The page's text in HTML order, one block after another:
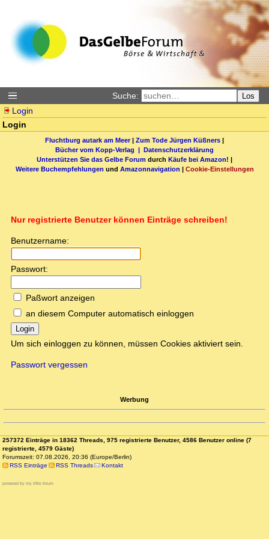
Suche: Los
Login
Login
Fluchtburg autark am Meer| Zum Tode Jürgen Küßners |
Bücher vom Kopp-Verlag | Datenschutzerklärung
Unterstützen Sie das Gelbe Forum durch Käufe bei Amazon! |
Weitere Buchempfehlungen und Amazonnavigation | Cookie-Einstellungen
Nur registrierte Benutzer können Einträge schreiben!
Benutzername:
Passwort:
Paßwort anzeigen
an diesem Computer automatisch einloggen
Login
Um sich einloggen zu können, müssen Cookies aktiviert sein.
Passwort vergessen
Werbung
257372 Einträge in 18362 Threads, 975 registrierte Benutzer, 4586 Benutzer online (7
registrierte, 4579 Gäste)
Forumszeit: 07.08.2026, 20:36 (Europe/Berlin)
RSS Einträge
RSS Threads Kontakt
powered by my little forum